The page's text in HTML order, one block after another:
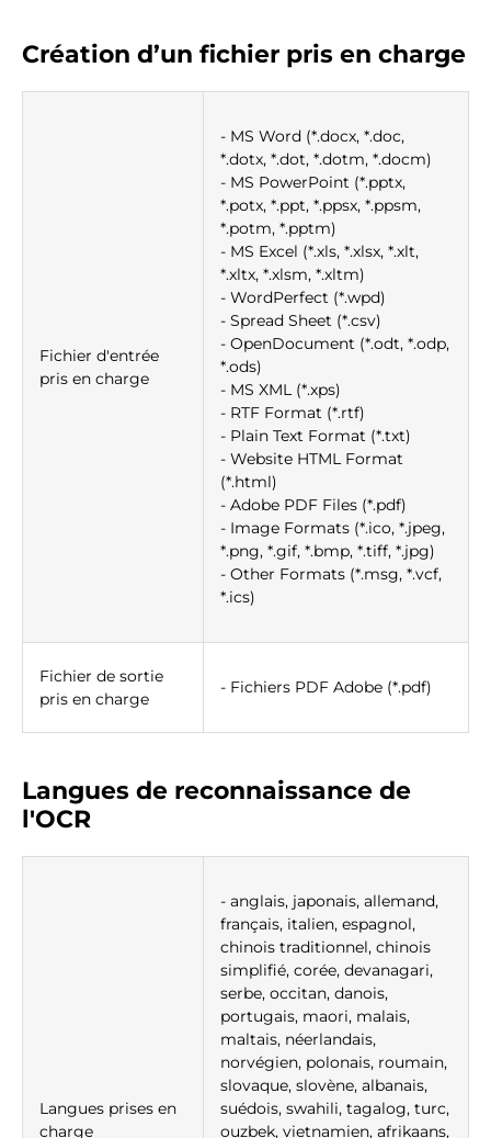
Création d’un fichier pris en charge
Fichier d'entrée
pris en charge
- MS Word (*.docx, *.doc,
*.dotx, *.dot, *.dotm, *.docm)
- MS PowerPoint (*.pptx,
*.potx, *.ppt, *.ppsx, *.ppsm,
*.potm, *.pptm)
- MS Excel (*.xls, *.xlsx, *.xlt,
*.xltx, *.xlsm, *.xltm)
- WordPerfect (*.wpd)
- Spread Sheet (*.csv)
- OpenDocument (*.odt, *.odp,
*.ods)
- MS XML (*.xps)
- RTF Format (*.rtf)
- Plain Text Format (*.txt)
- Website HTML Format
(*.html)
- Adobe PDF Files (*.pdf)
- Image Formats (*.ico, *.jpeg,
*.png, *.gif, *.bmp, *.tiff, *.jpg)
- Other Formats (*.msg, *.vcf,
*.ics)
Fichier de sortie
pris en charge
- Fichiers PDF Adobe (*.pdf)
Langues de reconnaissance de
l'OCR
Langues prises en
charge
- anglais, japonais, allemand,
français, italien, espagnol,
chinois traditionnel, chinois
simplifié, corée, devanagari,
serbe, occitan, danois,
portugais, maori, malais,
maltais, néerlandais,
norvégien, polonais, roumain,
slovaque, slovène, albanais,
suédois, swahili, tagalog, turc,
ouzbek, vietnamien, afrikaans,